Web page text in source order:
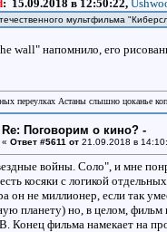
: 15.09.2018 в 12:50:22,
мультфильма
wall" напомнило, его
переулках Астаны слышно цоканье
Re: Поговорим о кино? -
« Ответ #5611 от 21.09.2018 в
войны. Соло", и мне
косяки с логикой
он не миллионер, если так
планету) но, в целом,
Конец фильма намекает на